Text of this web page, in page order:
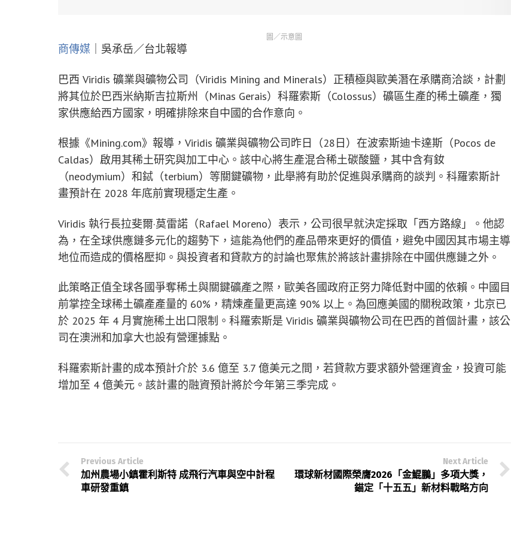
圖／示意圖
商傳媒 ｜吳承岳／台北報導
巴西 Viridis 礦業與礦物公司（Viridis Mining and Minerals）正積極與歐美潛在承購商洽談，計劃
將其位於巴西米納斯吉拉斯州（Minas Gerais）科羅索斯（Colossus）礦區生產的稀土礦產，獨
家供應給西方國家，明確排除來自中國的合作意向。
根據《Mining.com》報導，Viridis 礦業與礦物公司昨日（28日）在波索斯迪卡達斯（Pocos de
Caldas）啟用其稀土研究與加工中心。該中心將生產混合稀土碳酸鹽，其中含有釹
（neodymium）和鋱（terbium）等關鍵礦物，此舉將有助於促進與承購商的談判。科羅索斯計
畫預計在 2028 年底前實現穩定生產。
Viridis 執行長拉斐爾·莫雷諾（Rafael Moreno）表示，公司很早就決定採取「西方路線」。他認
為，在全球供應鏈多元化的趨勢下，這能為他們的產品帶來更好的價值，避免中國因其市場主導
地位而造成的價格壓抑。與投資者和貸款方的討論也聚焦於將該計畫排除在中國供應鏈之外。
此策略正值全球各國爭奪稀土與關鍵礦產之際，歐美各國政府正努力降低對中國的依賴。中國目
前掌控全球稀土礦產產量的 60%，精煉產量更高達 90% 以上。為回應美國的關稅政策，北京已
於 2025 年 4 月實施稀土出口限制。科羅索斯是 Viridis 礦業與礦物公司在巴西的首個計畫，該公
司在澳洲和加拿大也設有營運據點。
科羅索斯計畫的成本預計介於 3.6 億至 3.7 億美元之間，若貸款方要求額外營運資金，投資可能
增加至 4 億美元。該計畫的融資預計將於今年第三季完成。
Previous Article
加州農場小鎮霍利斯特 成飛行汽車與空中計程
車研發重鎮
Next Article
環球新材國際榮膺2026「金鯤鵬」多項大獎，
錨定「十五五」新材料戰略方向